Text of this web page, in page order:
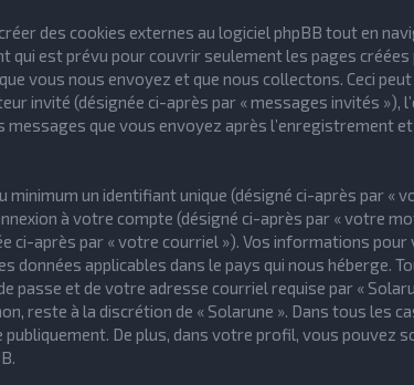
des cookies externes au logiciel phpBB tout en
qui est prévu pour couvrir seulement les pages
vous nous envoyez et que nous collectons. Ceci
invité (désignée ci-après par « messages invités »),
que vous envoyez après l’enregistrement et
minimum un identifiant unique (désigné ci-après par «
à votre compte (désigné ci-après par « votre
ci-après par « votre courriel »). Vos informations
données applicables dans le pays qui nous héberge.
passe et de votre adresse courriel requise par «
reste à la discrétion de « Solarune ». Dans tous les
De plus, dans votre profil, vous pouvez